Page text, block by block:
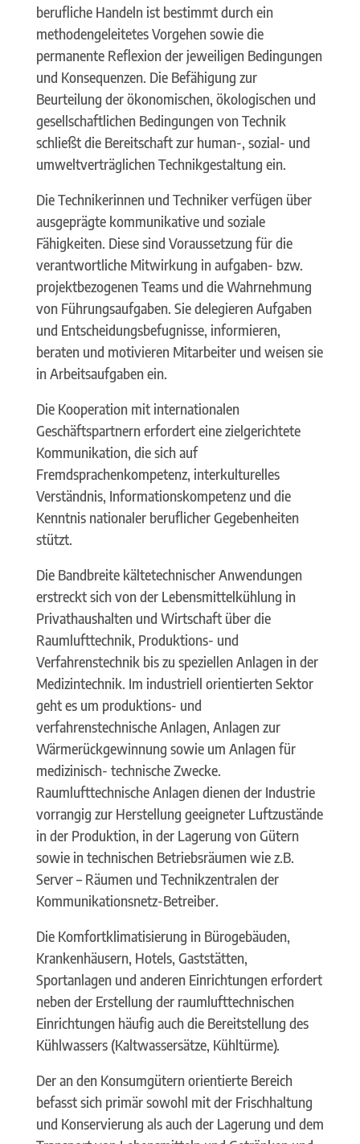
berufliche Handeln ist bestimmt durch ein
methodengeleitetes Vorgehen sowie die
permanente Reflexion der jeweiligen Bedingungen
und Konsequenzen. Die Befähigung zur
Beurteilung der ökonomischen, ökologischen und
gesellschaftlichen Bedingungen von Technik
schließt die Bereitschaft zur human-, sozial- und
umweltverträglichen Technikgestaltung ein.
Die Technikerinnen und Techniker verfügen über
ausgeprägte kommunikative und soziale
Fähigkeiten. Diese sind Voraussetzung für die
verantwortliche Mitwirkung in aufgaben- bzw.
projektbezogenen Teams und die Wahrnehmung
von Führungsaufgaben. Sie delegieren Aufgaben
und Entscheidungsbefugnisse, informieren,
beraten und motivieren Mitarbeiter und weisen sie
in Arbeitsaufgaben ein.
Die Kooperation mit internationalen
Geschäftspartnern erfordert eine zielgerichtete
Kommunikation, die sich auf
Fremdsprachenkompetenz, interkulturelles
Verständnis, Informationskompetenz und die
Kenntnis nationaler beruflicher Gegebenheiten
stützt.
Die Bandbreite kältetechnischer Anwendungen
erstreckt sich von der Lebensmittelkühlung in
Privathaushalten und Wirtschaft über die
Raumlufttechnik, Produktions- und
Verfahrenstechnik bis zu speziellen Anlagen in der
Medizintechnik. Im industriell orientierten Sektor
geht es um produktions- und
verfahrenstechnische Anlagen, Anlagen zur
Wärmerückgewinnung sowie um Anlagen für
medizinisch- technische Zwecke.
Raumlufttechnische Anlagen dienen der Industrie
vorrangig zur Herstellung geeigneter Luftzustände
in der Produktion, in der Lagerung von Gütern
sowie in technischen Betriebsräumen wie z.B.
Server – Räumen und Technikzentralen der
Kommunikationsnetz-Betreiber.
Die Komfortklimatisierung in Bürogebäuden,
Krankenhäusern, Hotels, Gaststätten,
Sportanlagen und anderen Einrichtungen erfordert
neben der Erstellung der raumlufttechnischen
Einrichtungen häufig auch die Bereitstellung des
Kühlwassers (Kaltwassersätze, Kühltürme).
Der an den Konsumgütern orientierte Bereich
befasst sich primär sowohl mit der Frischhaltung
und Konservierung als auch der Lagerung und dem